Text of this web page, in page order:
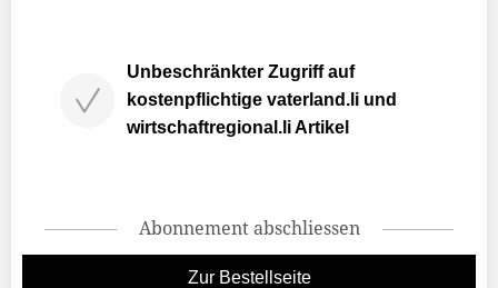
Unbeschränkter Zugriff auf
kostenpflichtige vaterland.li und
wirtschaftregional.li Artikel
Abonnement abschliessen
Zur Bestellseite